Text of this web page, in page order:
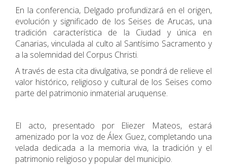
En la conferencia, Delgado profundizará en el origen,
evolución y significado de los Seises de Arucas, una
tradición característica de la Ciudad y única en
Canarias, vinculada al culto al Santísimo Sacramento y
a la solemnidad del Corpus Christi.
A través de esta cita divulgativa, se pondrá de relieve el
valor histórico, religioso y cultural de los Seises como
parte del patrimonio inmaterial aruquense.
El acto, presentado por Eliezer Mateos, estará
amenizado por la voz de Álex Guez, completando una
velada dedicada a la memoria viva, la tradición y el
patrimonio religioso y popular del municipio.